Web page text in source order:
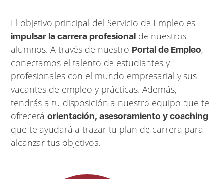
El objetivo principal del Servicio de Empleo es
impulsar la carrera profesional de nuestros
alumnos. A través de nuestro Portal de Empleo,
conectamos el talento de estudiantes y
profesionales con el mundo empresarial y sus
vacantes de empleo y prácticas. Además,
tendrás a tu disposición a nuestro equipo que te
ofreceráorientación, asesoramiento y coaching
que te ayudará a trazar tu plan de carrera para
alcanzar tus objetivos.